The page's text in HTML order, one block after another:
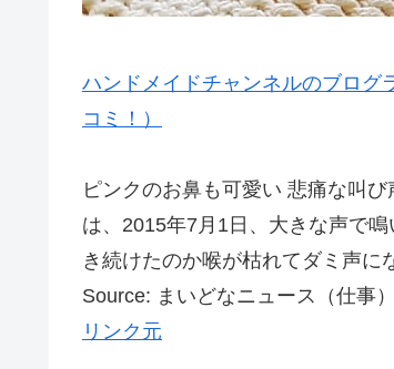
ハンドメイドチャンネルのブログ
コミ！）
ピンクのお鼻も可愛い 悲痛な叫
は、2015年7月1日、大きな声で
き続けたのか喉が枯れてダミ声に
Source: まいどなニュース（仕事）
リンク元